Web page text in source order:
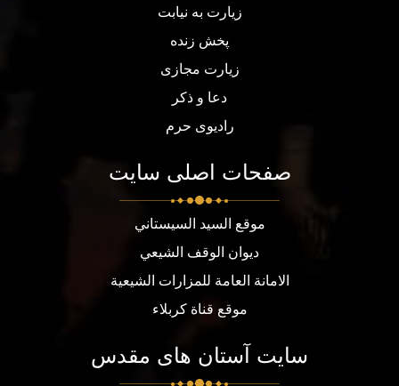
زیارت به نیابت
پخش زنده
زیارت مجازی
دعا و ذکر
رادیوی حرم
صفحات اصلی سایت
موقع السيد السيستاني
ديوان الوقف الشيعي
الامانة العامة للمزارات الشيعية
موقع قناة كربلاء
سایت آستان های مقدس